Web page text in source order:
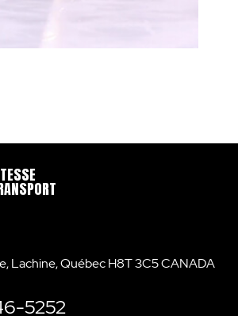
Lachine, Québec H8T 3C5 CANADA
5252